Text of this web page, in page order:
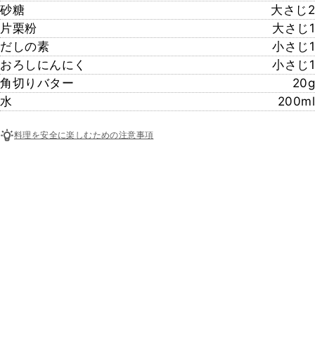
砂糖
大さじ2
片栗粉
大さじ1
だしの素
小さじ1
おろしにんにく
小さじ1
角切りバター
20g
水
200ml
料理を安全に楽しむための注意事項